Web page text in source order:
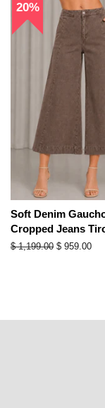
20%
Soft Denim
Cropped Jeans
Precio
$ 1,199.00 Precio
$ 959.00